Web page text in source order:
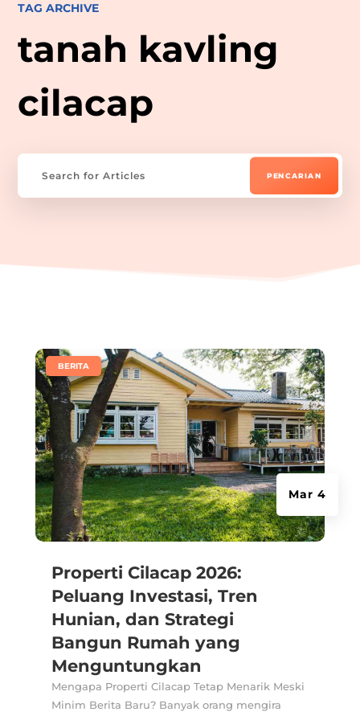
TAG ARCHIVE
tanah kavling
cilacap
Properti Cilacap 2026:
Peluang Investasi, Tren
Hunian, dan Strategi
Bangun Rumah yang
Menguntungkan
Mar 4
BERITA
Mengapa Properti Cilacap Tetap Menarik Meski
Minim Berita Baru? Banyak orang mengira